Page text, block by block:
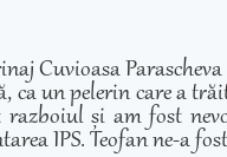
Cuvioasa
ca un pelerin care a
și am fost
IPS. Teofan ne-a